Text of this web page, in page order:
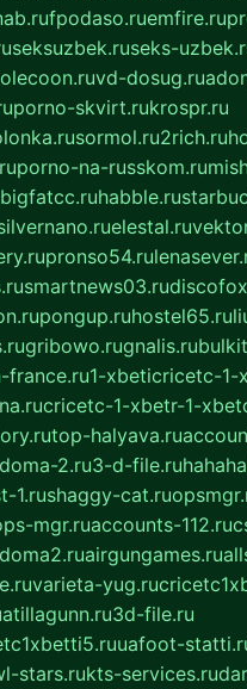
fpodaso.ruemfire.ru
seksuzbek.ruseks-
olecoon.ruvd-dosug.ru
porno-skvirt.rukrospr.ru
sormol.ru2rich.ru
porno-na-russkom.ru
bigfatcc.ruhabble.ru
elestal.ru
pronso54.ru
smartnews03.ru
pongup.ruhostel65.ru
gribowo.rugnalis.ru
france.ru1-xbeticricetc-1-
cricetc-1-xbetr-1-
top-halyava.ru
2.ru3-d-file.ru
1.rushaggy-cat.ru
mgr.ruaccounts-112.ru
airgungames.ru
varieta-yug.ru
atillagunn.ru3d-file.ru
uafoot-
stars.rukts-services.ru